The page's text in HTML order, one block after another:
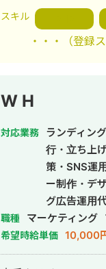
スキル
・・・ （登録
W H
対応業務
ランディン
行・立ち上
策・SNS運
ー制作・デ
グ広告運用
作・動画編
職種 マーケティング
希望時給単価 10,000